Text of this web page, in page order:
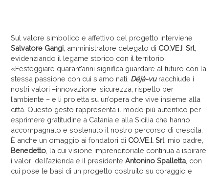
Sul valore simbolico e affettivo del progetto interviene
Salvatore Gangi , amministratore delegato di CO.VE.I .Srl,
evidenziando il legame storico con il territorio:
«Festeggiare quarant’anni significa guardare al futuro con la
stessa passione con cui siamo nati. Déjà-vuracchiude i
nostri valori –innovazione, sicurezza, rispetto per
l’ambiente – e li proietta su un’opera che vive insieme alla
città. Questo gesto rappresenta il modo più autentico per
esprimere gratitudine a Catania e alla Sicilia che hanno
accompagnato e sostenuto il nostro percorso di crescita.
È anche un omaggio ai fondatori di CO.VE.I. Srl: mio padre,
Benedetto , la cui visione imprenditoriale continua a ispirare
i valori dell’azienda e il presidenteAntonino Spalletta , con
cui pose le basi di un progetto costruito su coraggio e